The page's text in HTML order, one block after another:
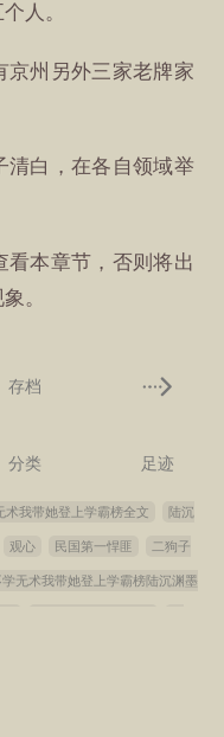
人。
京州另外三家老牌家
清白，在各自领域举
看本章节，否则将出
。
存档
分类 足迹
术我带她登上学霸榜全文 陆沉
观心 民国第一悍匪 二狗子
无术我带她登上学霸榜陆沉渊墨